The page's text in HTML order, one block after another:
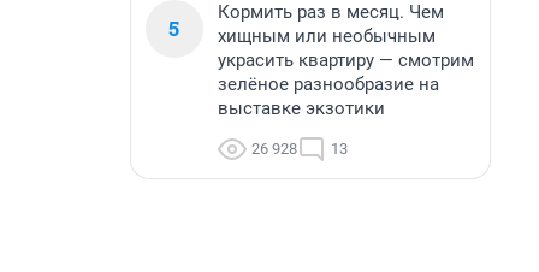
5
Кормить раз в месяц. Чем
хищным или необычным
украсить квартиру — смотрим
зелёное разнообразие на
выставке экзотики
26 928 13